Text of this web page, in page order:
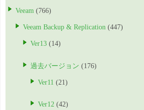
Veeam (766)
Veeam Backup & Replication (447)
Ver13 (14)
過去バージョン (176)
Ver11 (21)
Ver12 (42)